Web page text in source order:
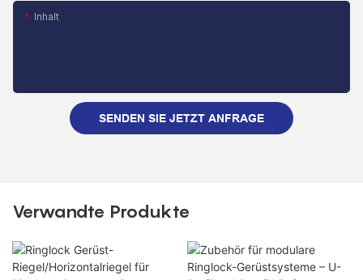
Inhalt
SENDEN SIE JETZT ANFRAGE
Verwandte Produkte